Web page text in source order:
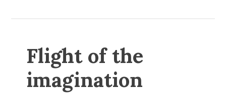
Flight of the
imagination